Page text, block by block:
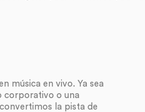
música en vivo. Ya sea
corporativo o una
la pista de